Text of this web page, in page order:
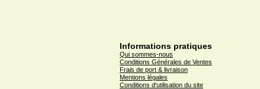
Informations pratiques
Qui sommes-nous
Conditions Générales de Ventes
Frais de port & livraison
Mentions légales
Conditions d'utilisation du site